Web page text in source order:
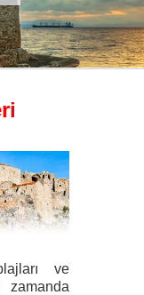
ve
zamanda